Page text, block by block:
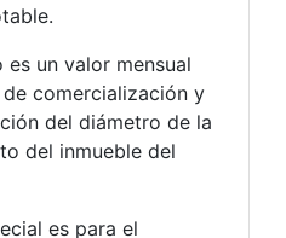
un valor mensual
comercialización y
del diámetro de la
del inmueble del
es para el